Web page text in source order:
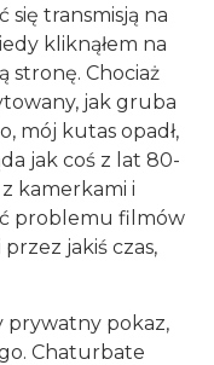
się transmisją na
kliknąłem na
stronę. Chociaż
jak gruba
mój kutas opadł,
jak coś z lat 80-
kamerkami i
problemu filmów
jakiś czas,
prywatny pokaz,
Chaturbate